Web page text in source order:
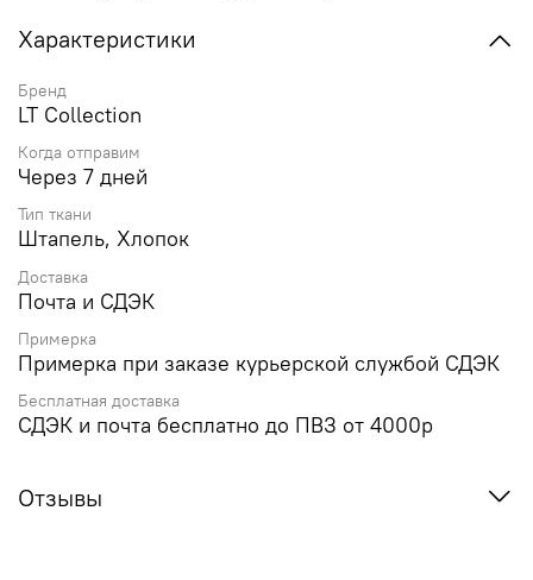
Характеристики
Бренд
LT Collection
Когда отправим
Через 7 дней
Тип ткани
Штапель, Хлопок
Доставка
Почта и СДЭК
Примерка
Примерка при заказе курьерской службой СДЭК
Бесплатная доставка
СДЭК и почта бесплатно до ПВЗ от 4000р
Отзывы